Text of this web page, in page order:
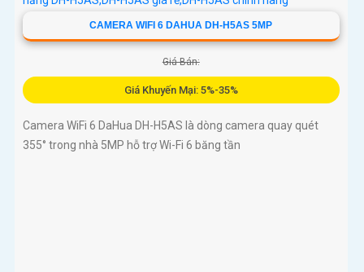
CAMERA WIFI 6 DAHUA DH-H5AS 5MP
Giá Bán:
Giá Khuyến Mại: 5%-35%
Camera WiFi 6 DaHua DH-H5AS là dòng camera quay quét
355° trong nhà 5MP hỗ trợ Wi-Fi 6 băng tần